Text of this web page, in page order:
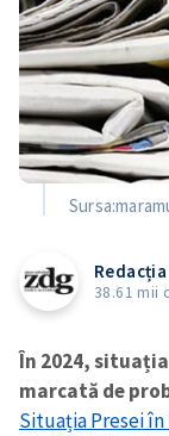
Redacția
38.61 mii
În 2024,
marcată de
Situația Presei